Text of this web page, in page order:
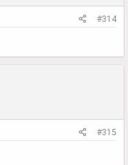
#314
#315